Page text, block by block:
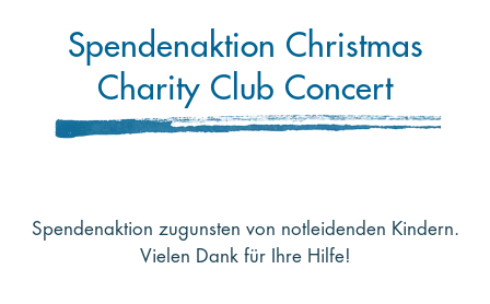
Über die Stiftung
Jahresberichte
Paten und Projekte
Spendenaktion Christmas
Charity Club Concert
Spendenaktion zugunsten von notleidenden Kindern.
Vielen Dank für Ihre Hilfe!